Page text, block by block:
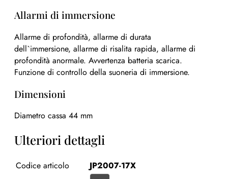
Allarmi di immersione
Allarme di profondità, allarme di durata
dell`immersione, allarme di risalita rapida, allarme di
profondità anormale. Avvertenza batteria scarica.
Funzione di controllo della suoneria di immersione.
Dimensioni
Diametro cassa 44 mm
Ulteriori dettagli
Codice articolo JP2007-17X